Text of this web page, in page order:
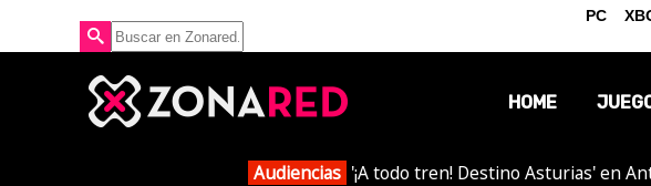
HOME
Audiencias '¡A todo tren! Destino Asturias' en
PC